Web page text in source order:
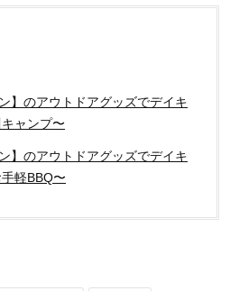
】のアウトドアグッズでデイキ
ャンプ〜
】のアウトドアグッズでデイキ
軽BBQ〜